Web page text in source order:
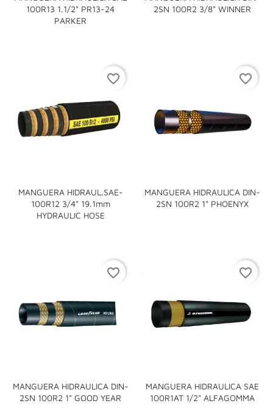
100R13 1.1/2" PR13-24
PARKER
2SN 100R2 3/8" WINNER
MANGUERA HIDRAUL.SAE-
100R12 3/4" 19.1mm
HYDRAULIC HOSE
favorite_border
MANGUERA HIDRAULICA DIN-
2SN 100R2 1" PHOENYX
favorite_border
MANGUERA HIDRAULICA DIN-
2SN 100R2 1" GOOD YEAR
favorite_border
MANGUERA HIDRAULICA SAE
100R1AT 1/2" ALFAGOMMA
favorite_border